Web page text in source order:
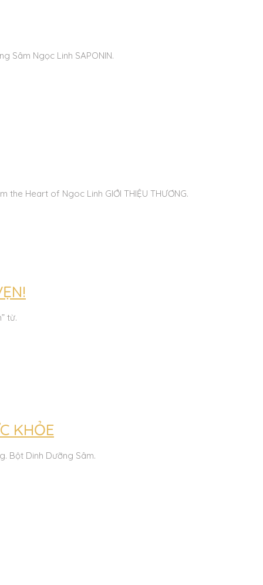
Sâm Ngọc Linh SAPONIN.
the Heart of Ngoc Linh GIỚI THIỆU THƯƠNG.
từ.
KHỎE
Bột Dinh Dưỡng Sâm.